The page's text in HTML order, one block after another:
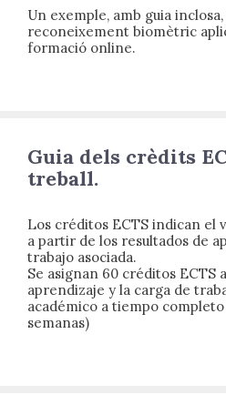
Un exemple, amb guia inclosa,
reconeixement biomètric
formació online.
Guia dels crèdits
treball.
Los créditos ECTS indican el
a partir de los resultados de
trabajo asociada.
Se asignan 60 créditos ECTS
aprendizaje y la carga de
académico a tiempo
semanas)